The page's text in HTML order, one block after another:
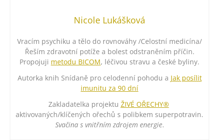
Nicole Lukášková
Vracím psychiku a tělo do rovnováhy /Celostní medicína/
Řeším zdravotní potíže a bolest odstraněním příčin.
Propojuji metodu BICOM, léčivou stravu a české byliny.
Autorka knih Snídaně pro celodenní pohodu a Jak posílit
imunitu za 90 dní
Zakladatelka projektu ŽIVÉ OŘECHY®
aktivovaných/klíčených ořechů s polibkem superpotravin.
Svačina s vnitřním zdrojem energie.